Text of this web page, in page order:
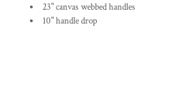
23" canvas webbed handles
10" handle drop